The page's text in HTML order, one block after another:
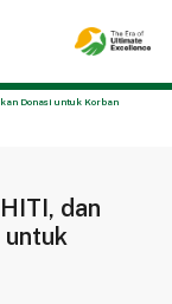
Donasi untuk Korban
dan
untuk